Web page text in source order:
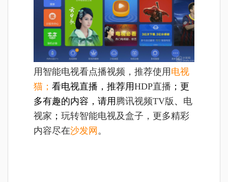
用智能电视看点播视频，推荐使用 电视
猫； 看电视直播，推荐用HDP直播 ；更
多有趣的内容，请用 腾讯视频TV版 、 电
视家 ； 玩转智能电视及盒子，更多精彩
内容尽在沙发网 。